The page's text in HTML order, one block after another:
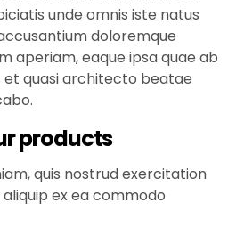
unde omnis iste natus
doloremque
aperiam, eaque ipsa quae ab
quasi architecto beatae
products
quis nostrud exercitation
ex ea commodo